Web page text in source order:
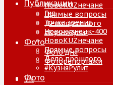
НовоKUZнечане
Прямые вопросы
Дело прошлого
#КузняРулит
Фото
Фото дня
Фоторепортажи
VK
Публикации
Гид
Точка зрения
Новокузнецк-400
НовоKUZнечане
Прямые вопросы
Дело прошлого
#КузняРулит
Фото